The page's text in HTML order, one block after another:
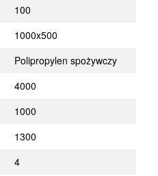
100
1000x500
Polipropylen spożywczy
4000
1000
1300
4